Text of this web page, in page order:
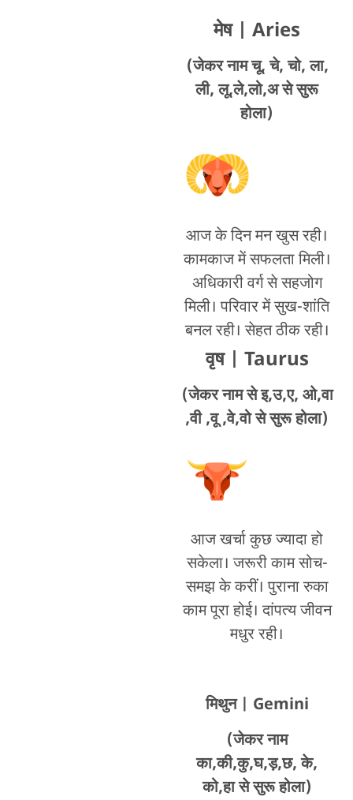
मेष | Aries
(जेकर नाम चू, चे, चो, ला,
ली, लू,ले,लो,अ से सुरू
होला)
आज के दिन मन खुस रही।
कामकाज में सफलता मिली।
अधिकारी वर्ग से सहजोग
मिली। परिवार में सुख-शांति
बनल रही। सेहत ठीक रही।
वृष | Taurus
(जेकर नाम से इ,उ,ए, ओ,वा
,वी ,वू ,वे,वो से सुरू होला)
आज खर्चा कुछ ज्यादा हो
सकेला। जरूरी काम सोच-
समझ के करीं। पुराना रुका
काम पूरा होई। दांपत्य जीवन
मधुर रही।
मिथुन
| Gemini
(जेकर नाम
का,की,कु,घ,ड़,छ, के,
को,हा से सुरू होला)